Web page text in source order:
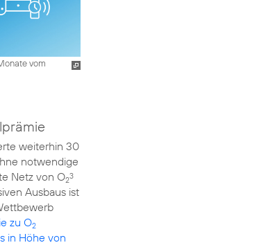
vom
weiterhin 30
notwendige
Netz von O23
Ausbaus ist
zu O2
in Höhe von